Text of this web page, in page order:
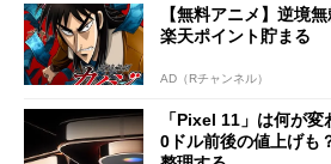
【無料アニメ】逆境
楽天ポイント貯まる
AD（Rチャンネル）
「Pixel 11」は何が
0ドル前後の値上げ